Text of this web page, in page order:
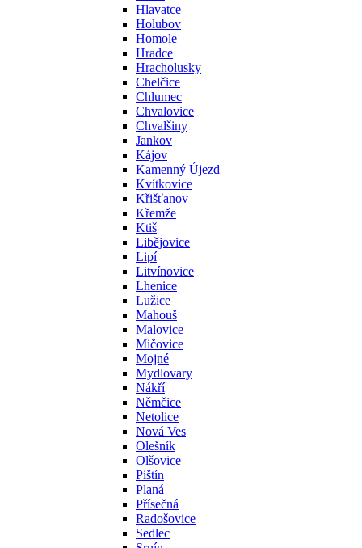
Hlavatce
Holubov
Homole
Hradce
Hracholusky
Chelčice
Chlumec
Chvalovice
Chvalšiny
Jankov
Kájov
Kamenný Újezd
Kvítkovice
Křišťanov
Křemže
Ktiš
Libějovice
Lipí
Litvínovice
Lhenice
Lužice
Mahouš
Malovice
Mičovice
Mojné
Mydlovary
Nákří
Němčice
Netolice
Nová Ves
Olešník
Olšovice
Pištín
Planá
Přísečná
Radošovice
Sedlec